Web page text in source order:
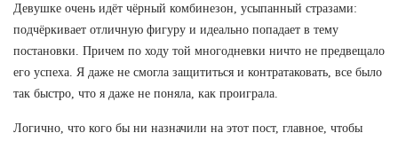
Девушке очень идёт чёрный комбинезон, усыпанный стразами:
подчёркивает отличную фигуру и идеально попадает в тему
постановки. Причем по ходу той многодневки ничто не предвещало
его успеха. Я даже не смогла защититься и контратаковать, все было
так быстро, что я даже не поняла, как проиграла.
Логично, что кого бы ни назначили на этот пост, главное, чтобы